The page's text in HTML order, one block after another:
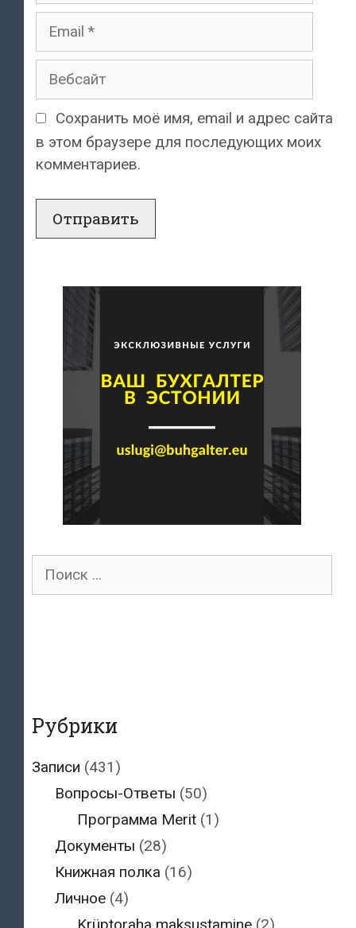
Email
Вебсайт
Сохранить моё имя, email и адрес сайта
в этом браузере для последующих моих
комментариев.
Поиск
Рубрики
Записи (431)
Вопросы-Ответы (50)
Программа Merit (1)
Документы (28)
Книжная полка (16)
Личное(4)
Krüptoraha maksustamine (2)